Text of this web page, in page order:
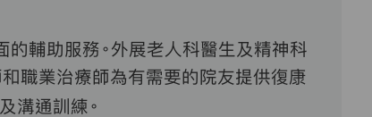
輔助服務。外展老人科醫生及精神科
職業治療師為有需要的院友提供復康
溝通訓練。